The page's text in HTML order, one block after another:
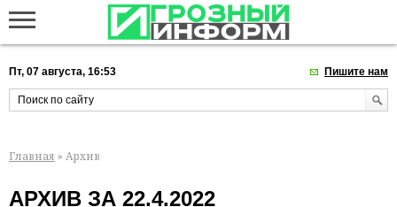
Пт, 07 августа, 16:53 Пишите нам
Главная » Архив
АРХИВ ЗА 22.4.2022